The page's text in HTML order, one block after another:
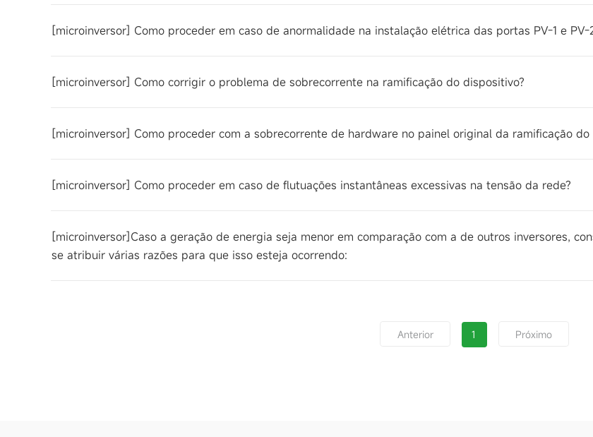
[microinversor] Como proceder em caso de anormalidade na instalação elétrica das portas PV-1 e PV-
[microinversor] Como corrigir o problema de sobrecorrente na ramificação do dispositivo?
[microinversor] Como proceder com a sobrecorrente de hardware no painel original da ramificação do
[microinversor] Como proceder em caso de flutuações instantâneas excessivas na tensão da rede?
[microinversor]Caso a geração de energia seja menor em comparação com a de outros inversores,
se atribuir várias razões para que isso esteja ocorrendo:
Anterior 1 Próximo